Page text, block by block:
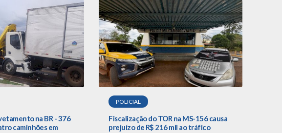
na BR - 376
caminhões em
POLICIAL
Fiscalização do TOR na MS-156 causa
prejuízo de R$ 216 mil ao tráfico